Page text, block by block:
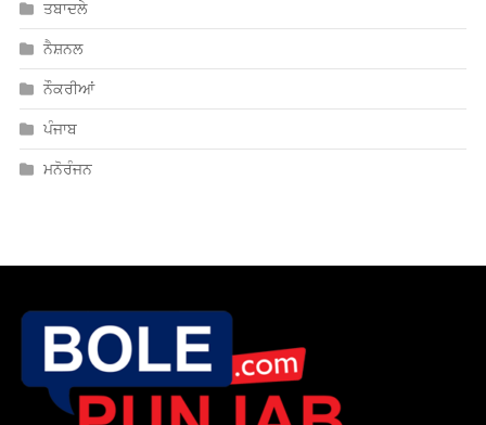
ਤਬਾਦਲੇ
ਨੈਸ਼ਨਲ
ਨੌਕਰੀਆਂ
ਪੰਜਾਬ
ਮਨੋਰੰਜਨ